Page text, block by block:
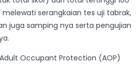
serangkaian tes uji tabrak,
juga samping nya serta pengujian
Occupant Protection (AOP)